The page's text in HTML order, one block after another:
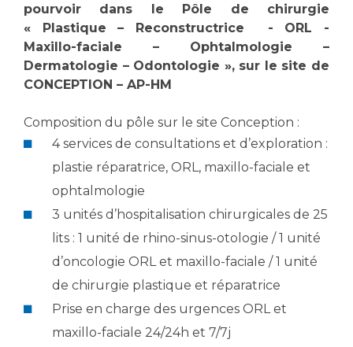
pourvoir dans le Pôle de chirurgie
« Plastique – Reconstructrice - ORL -
Maxillo-faciale – Ophtalmologie –
Dermatologie – Odontologie », sur le site de
CONCEPTION – AP-HM
Composition du pôle sur le site Conception :
4 services de consultations et d’exploration :
plastie réparatrice, ORL, maxillo-faciale et
ophtalmologie
3 unités d’hospitalisation chirurgicales de 25
lits : 1 unité de rhino-sinus-otologie / 1 unité
d’oncologie ORL et maxillo-faciale / 1 unité
de chirurgie plastique et réparatrice
Prise en charge des urgences ORL et
maxillo-faciale 24/24h et 7/7j